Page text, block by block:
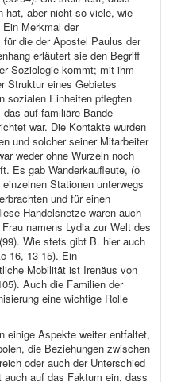
hat, aber nicht so viele, wie
Merkmal der
die der Apostel Paulus der
erläutert sie den Begriff
Soziologie kommt; mit ihm
Struktur eines Gebietes
sozialen Einheiten pflegten
auf familiäre Bande
war. Die Kontakte wurden
und solcher seiner Mitarbeiter
weder ohne Wurzeln noch
Es gab Wanderkaufleute, (ὁ
Stationen unterwegs
und für einen
Handelsnetze waren auch
namens Lydia zur Welt des
Wie stets gibt B. hier auch
16, 13-15). Ein
Mobilität ist Irenäus von
Auch die Familien der
eine wichtige Rolle
einige Aspekte weiter entfaltet,
die Beziehungen zwischen
oder auch der Unterschied
auf das Faktum ein, dass